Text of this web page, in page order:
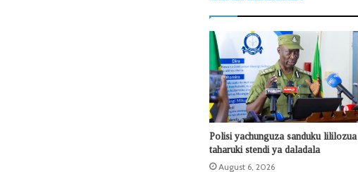
Polisi yachunguza sanduku lililozua
taharuki stendi ya daladala
August 6, 2026